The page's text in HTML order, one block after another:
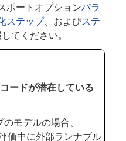
ポートオプションパラ
ステップ、およびステ
てください。
ードが潜在している
モデルの場合、
価中に外部ランナブル